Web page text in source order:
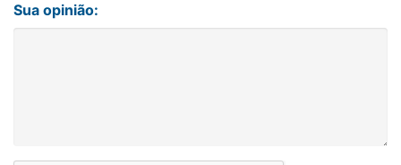
Sua opinião: